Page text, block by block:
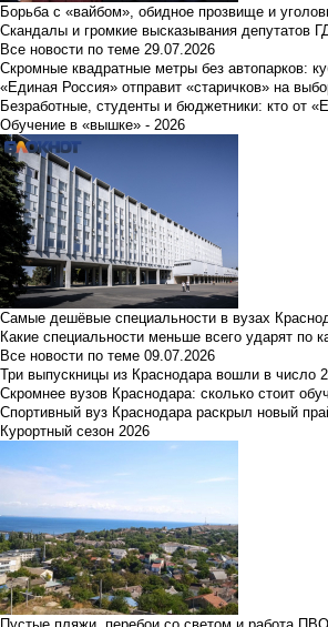
Борьба с «вайбом», обидное прозвище и
Скандалы и громкие высказывания депутатов
Все новости по теме 29.07.2026
Скромные квадратные метры без автопарков:
«Единая Россия» отправит «старичков» на
Безработные, студенты и бюджетники: кто от
Обучение в «вышке» - 2026
Самые дешёвые специальности в вузах
Какие специальности меньше всего ударят по
Все новости по теме 09.07.2026
Три выпускницы из Краснодара вошли в число
Скромнее вузов Краснодара: сколько стоит
Спортивный вуз Краснодара раскрыл новый
Курортный сезон 2026